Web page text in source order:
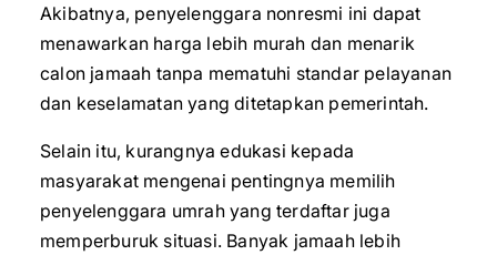
Akibatnya, penyelenggara nonresmi ini dapat
menawarkan harga lebih murah dan menarik
calon jamaah tanpa mematuhi standar pelayanan
dan keselamatan yang ditetapkan pemerintah.
Selain itu, kurangnya edukasi kepada
masyarakat mengenai pentingnya memilih
penyelenggara umrah yang terdaftar juga
memperburuk situasi. Banyak jamaah lebih